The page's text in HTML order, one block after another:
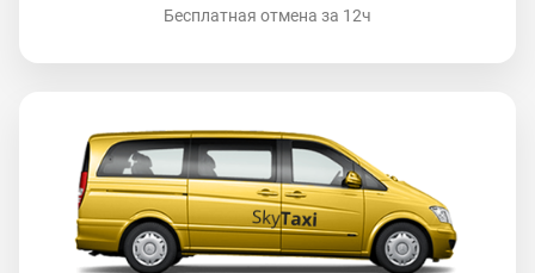
Бесплатная отмена за 12ч